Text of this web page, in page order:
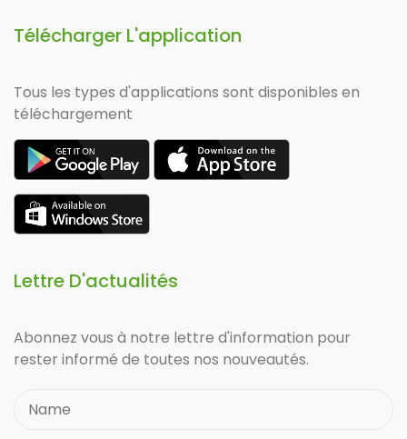
Télécharger L'application
Tous les types d'applications sont disponibles en
téléchargement
Lettre D'actualités
Abonnez vous à notre lettre d'information pour
rester informé de toutes nos nouveautés.